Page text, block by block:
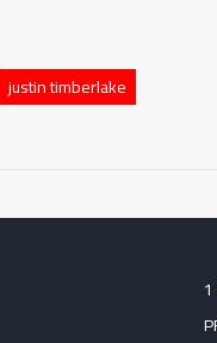
justin timberlake